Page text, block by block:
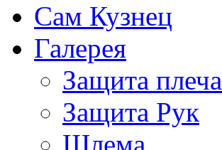
Сам Кузнец
Галерея
Защита плеча
Защита Рук